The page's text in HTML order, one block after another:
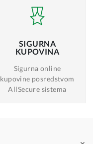
SIGURNA
KUPOVINA
Sigurna online
kupovine posredstvom
AllSecure sistema